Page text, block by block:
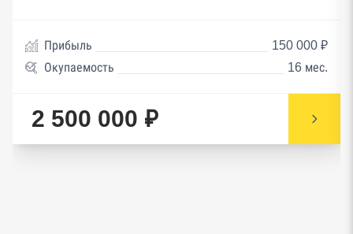
Прибыль
150 000 ₽
Окупаемость
16 мес.
2 500 000 ₽